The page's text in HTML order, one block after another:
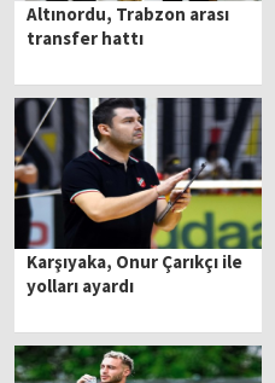
Altınordu, Trabzon arası
transfer hattı
Karşıyaka, Onur Çarıkçı ile
yolları ayardı